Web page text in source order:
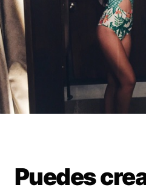
Puedes